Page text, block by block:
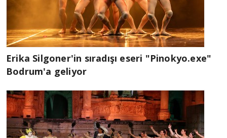
Erika Silgoner'in sıradışı eseri "Pinokyo.exe"
Bodrum'a geliyor